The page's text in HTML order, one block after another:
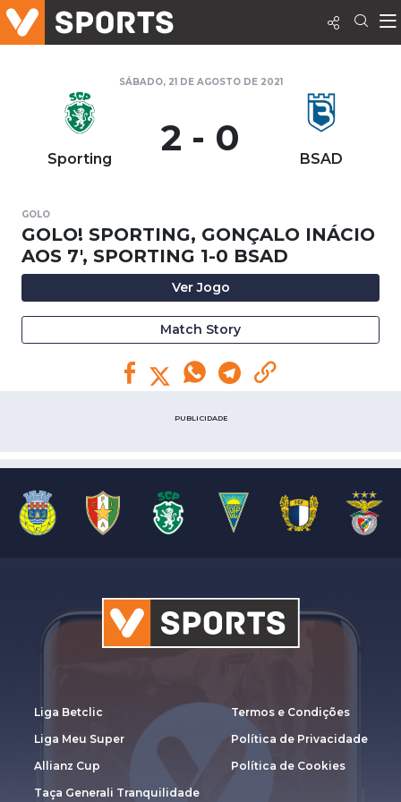
SÁBADO, 21 DE AGOSTO DE 2021
Sporting 2 - 0 BSAD
GOLO
GOLO! SPORTING, GONÇALO INÁCIO
AOS 7', SPORTING 1-0 BSAD
Ver Jogo
Match Story
PUBLICIDADE
Liga Betclic
Liga Meu Super
Allianz Cup
Taça Generali Tranquilidade
Termos e Condições
Política de Privacidade
Política de Cookies